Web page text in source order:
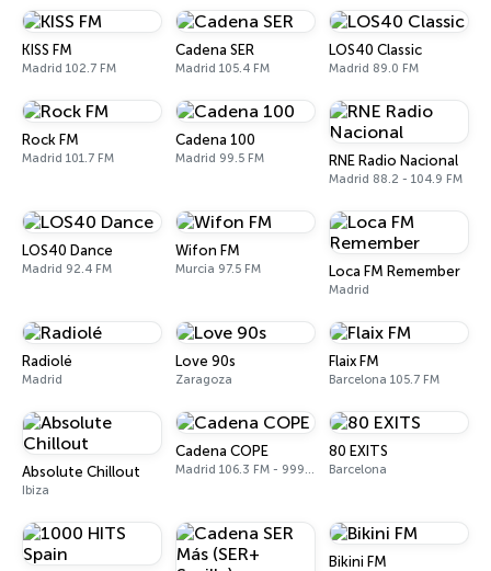
KISS FM
Madrid 102.7 FM
Cadena SER
Madrid 105.4 FM
LOS40 Classic
Madrid 89.0 FM
Rock FM
Madrid 101.7 FM
Cadena 100
Madrid 99.5 FM RNE Radio Nacional
Madrid 88.2 - 104.9 FM
LOS40 Dance
Madrid 92.4 FM
Wifon FM
Murcia 97.5 FM Loca FM Remember
Madrid
Radiolé
Madrid
Love 90s
Zaragoza
Flaix FM
Barcelona 105.7 FM
Absolute Chillout
Ibiza
Cadena COPE
Madrid 106.3 FM - 999 AM
80 EXITS
Barcelona
Bikini FM